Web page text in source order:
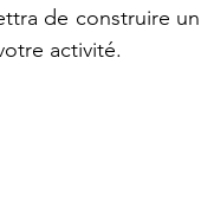
de construire un
activité.